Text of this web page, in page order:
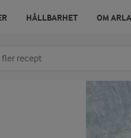
eller ingrediens
HÅLLBARHET OM ARLA